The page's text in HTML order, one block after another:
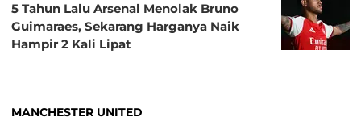
5 Tahun Lalu Arsenal Menolak Bruno
Guimaraes, Sekarang Harganya Naik
Hampir 2 Kali Lipat
MANCHESTER UNITED